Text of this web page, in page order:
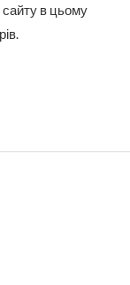
сайту в цьому